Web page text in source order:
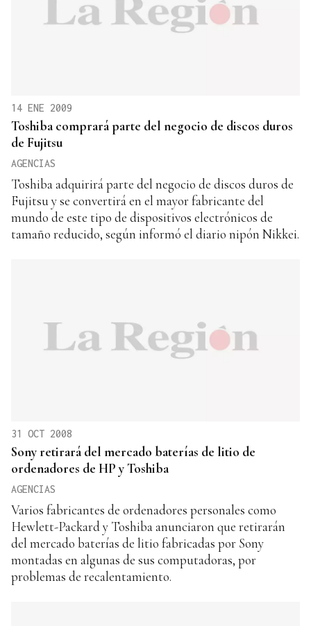
14 ENE 2009
Toshiba comprará parte del negocio de discos duros
de Fujitsu
AGENCIAS
Toshiba adquirirá parte del negocio de discos duros de
Fujitsu y se convertirá en el mayor fabricante del
mundo de este tipo de dispositivos electrónicos de
tamaño reducido, según informó el diario nipón Nikkei.
31 OCT 2008
Sony retirará del mercado baterías de litio de
ordenadores de HP y Toshiba
AGENCIAS
Varios fabricantes de ordenadores personales como
Hewlett-Packard y Toshiba anunciaron que retirarán
del mercado baterías de litio fabricadas por Sony
montadas en algunas de sus computadoras, por
problemas de recalentamiento.